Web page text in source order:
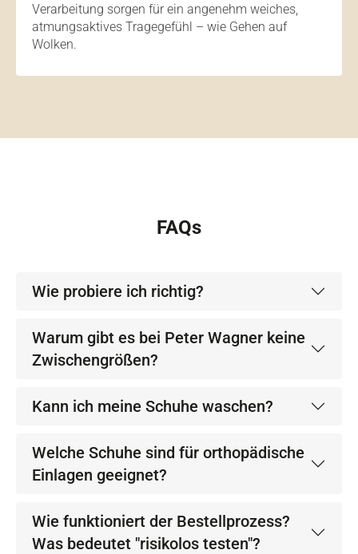
Verarbeitung sorgen für ein angenehm weiches,
atmungsaktives Tragegefühl – wie Gehen auf
Wolken.
FAQs
Wie probiere ich richtig?
Warum gibt es bei Peter Wagner keine
Zwischengrößen?
Kann ich meine Schuhe waschen?
Welche Schuhe sind für orthopädische
Einlagen geeignet?
Wie funktioniert der Bestellprozess?
Was bedeutet "risikolos testen"?